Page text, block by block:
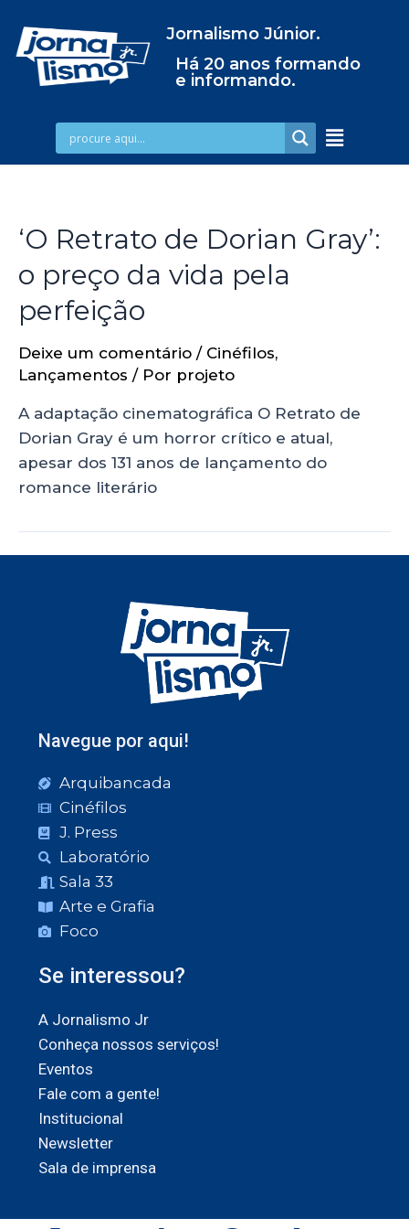
Jornalismo Júnior.
Há 20 anos formando
e informando.
‘O Retrato de Dorian Gray’:
o preço da vida pela
perfeição
Deixe um comentário / Cinéfilos,
Lançamentos / Por projeto
A adaptação cinematográfica O Retrato de
Dorian Gray é um horror crítico e atual,
apesar dos 131 anos de lançamento do
romance literário
Navegue por aqui!
Arquibancada
Cinéfilos
J. Press
Laboratório
Sala 33
Arte e Grafia
Foco
Se interessou?
A Jornalismo Jr
Conheça nossos serviços!
Eventos
Fale com a gente!
Institucional
Newsletter
Sala de imprensa